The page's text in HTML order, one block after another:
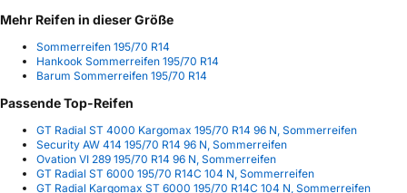
Mehr Reifen in dieser Größe
Sommerreifen 195/70 R14
Hankook Sommerreifen 195/70 R14
Barum Sommerreifen 195/70 R14
Passende Top-Reifen
GT Radial ST 4000 Kargomax 195/70 R14 96 N, Sommerreifen
Security AW 414 195/70 R14 96 N, Sommerreifen
Ovation VI 289 195/70 R14 96 N, Sommerreifen
GT Radial ST 6000 195/70 R14C 104 N, Sommerreifen
GT Radial Kargomax ST 6000 195/70 R14C 104 N, Sommerreifen